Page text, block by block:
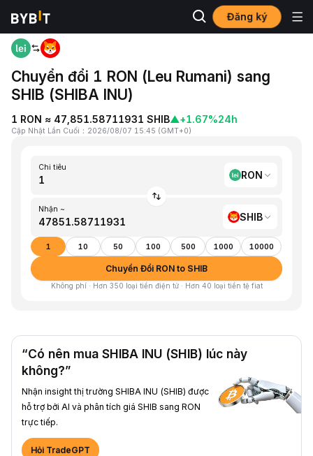
Đăng ký
Trang chủ
Chuyển đổi 1 RON (Leu Rumani) sang
SHIB (SHIBA INU)
1 RON ≈ 47,851.58711931 SHIB▲+1.67%24h
Cập Nhật Lần Cuối ： 2026/08/07 15:45 (GMT+0)
Chi tiêu
RON
Nhận ~
SHIB
1 10 50 100 500 1000 10000
Chuyển Đổi RON to SHIB
Không phí · Hơn 350 loại tiền điện tử · Hơn 40 loại tiền tệ fiat
“Có nên mua SHIBA INU (SHIB) lúc này
không?”
Nhận insight thị trường SHIBA INU (SHIB) được
hỗ trợ bởi AI và phân tích giá SHIB sang RON
trực tiếp.
Hỏi TradeGPT